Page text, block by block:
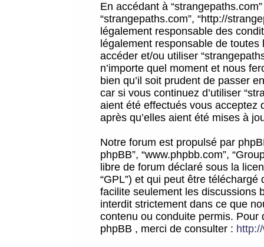
En accédant à
“strangepaths.com”, “http://
légalement responsable des
légalement responsable de
accéder et/ou utiliser
n’importe quel moment et nous
bien qu’il soit prudent de passer
car si vous continuez d’utiliser
aient été effectués vous acceptez
après qu’elles aient été mises à
Notre forum est propulsé par
phpBB”, “www.phpbb.com”,
libre de forum déclaré sous la
“GPL”) et qui peut être téléchargé
facilite seulement les discussions
interdit strictement dans ce que
contenu ou conduite permis.
phpBB , merci de consulter :